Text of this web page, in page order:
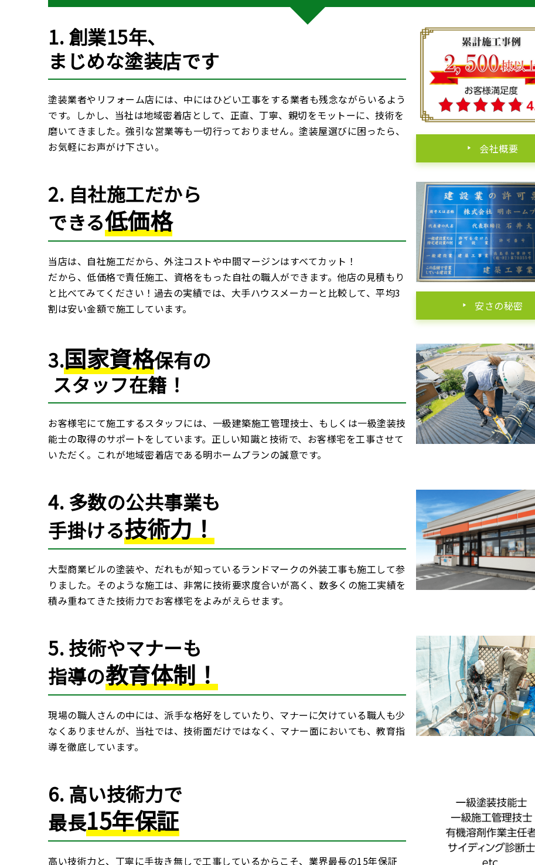
1. 創業15年、
まじめな塗装店です
塗装業者やリフォーム店には、中にはひどい工事をする業者も残念ながらいるよう
です。しかし、当社は地域密着店として、正直、丁寧、親切をモットーに、技術を
磨いてきました。強引な営業等も一切行っておりません。塗装屋選びに困ったら、
お気軽にお声がけ下さい。
会社概要
2. 自社施工だから
できる低価格
当店は、自社施工だから、外注コストや中間マージンはすべてカット！
だから、低価格で責任施工、資格をもった自社の職人ができます。他店の見積もり
と比べてみてください！過去の実績では、大手ハウスメーカーと比較して、平均3
割は安い金額で施工しています。
安さの秘密
3.国家資格保有の
スタッフ在籍！
お客様宅にて施工するスタッフには、一級建築施工管理技士、もしくは一級塗装技
能士の取得のサポートをしています。正しい知識と技術で、お客様宅を工事させて
いただく。これが地域密着店である明ホームプランの誠意です。
4. 多数の公共事業も
手掛ける技術力！
大型商業ビルの塗装や、だれもが知っているランドマークの外装工事も施工して参
りました。そのような施工は、非常に技術要求度合いが高く、数多くの施工実績を
積み重ねてきた技術力でお客様宅をよみがえらせます。
5. 技術やマナーも
指導の教育体制！
現場の職人さんの中には、派手な格好をしていたり、マナーに欠けている職人も少
なくありませんが、当社では、技術面だけではなく、マナー面においても、教育指
導を徹底しています。
6. 高い技術力で
最長15年保証
高い技術力と、丁寧に手抜き無しで工事しているからこそ、業界最長の15年保証